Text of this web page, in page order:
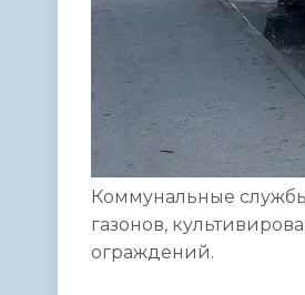
Коммунальные службы
газонов,
ограждений.